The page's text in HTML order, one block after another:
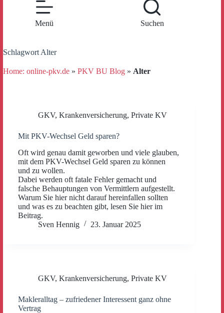
Menü Suchen
Schlagwort Alter
Home: online-pkv.de » PKV BU Blog » Alter
GKV, Krankenversicherung, Private KV
Mit PKV-Wechsel Geld sparen?
Oft wird genau damit geworben und viele glauben,
mit dem PKV-Wechsel Geld sparen zu können
und zu wollen.
Dabei werden oft fatale Fehler gemacht und
falsche Behauptungen von Vermittlern aufgestellt.
Warum Sie hier nicht darauf hereinfallen sollten
und was es zu beachten gibt, lesen Sie hier im
Beitrag.
Sven Hennig
23. Januar 2025
GKV, Krankenversicherung, Private KV
Makleralltag – zufriedener Interessent ganz ohne
Vertrag